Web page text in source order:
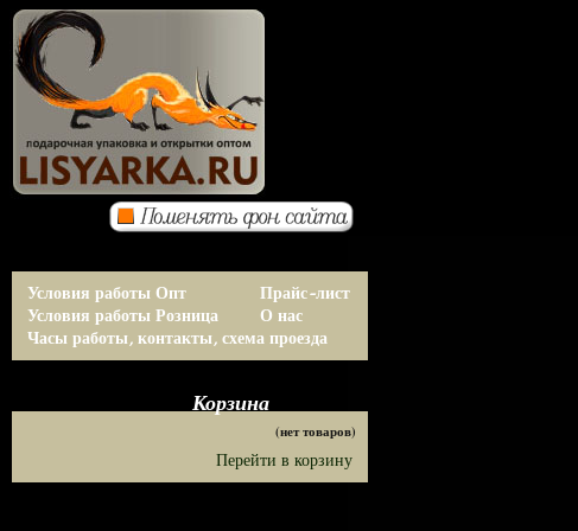
Условия работы Опт
Условия работы Розница
Прайс-лист
О нас
Часы работы, контакты, схема проезда
Корзина
(нет товаров)
Перейти в корзину